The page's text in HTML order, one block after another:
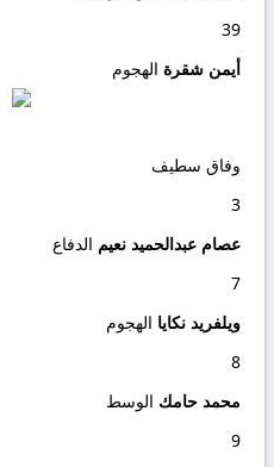
39
أيمن شقرة الهجوم
وفاق سطيف
3
عصام عبدالحميد نعيم الدفاع
7
ويلفريد نكايا الهجوم
8
محمد حامك الوسط
9